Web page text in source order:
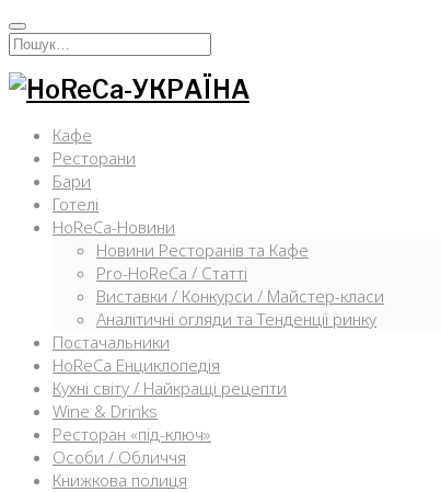
Перейти
кИскать:
Кафе
Ресторани
Бари
Готелі
HoReCa-Новини
Новини Ресторанів та Кафе
Pro-HoReCa / Статті
Виставки / Конкурси / Майстер-класи
Аналітичні огляди та Тенденції ринку
Постачальники
HoReCa Енциклопедія
Кухні світу / Найкращі рецепти
Wine & Drinks
Ресторан «під-ключ»
Особи / Обличчя
Книжкова полиця